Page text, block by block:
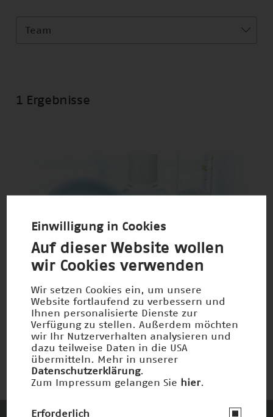
Team
1 Ergebnisse
Glass-Bubble-Dämmung
Nominiert 2020
Einwilligung in Cookies
Auf dieser Website wollen
wir Cookies verwenden
Wir setzen Cookies ein, um unsere
Website fortlaufend zu verbessern und
Ihnen personalisierte Dienste zur
Verfügung zu stellen. Außerdem möchten
wir Ihr Nutzerverhalten analysieren und
dazu teilweise Daten in die USA
übermitteln. Mehr in unserer
Datenschutzerklärung.
Zum Impressum gelangen Sie
hier
Erforderlich